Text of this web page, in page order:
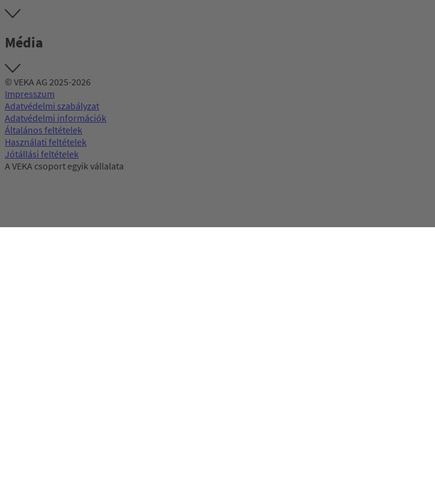
Média
© VEKA AG 2025-2026
Impresszum
Adatvédelmi szabályzat
Adatvédelmi információk
Általános feltételek
Használati feltételek
Jótállási feltételek
A VEKA csoport egyik vállalata